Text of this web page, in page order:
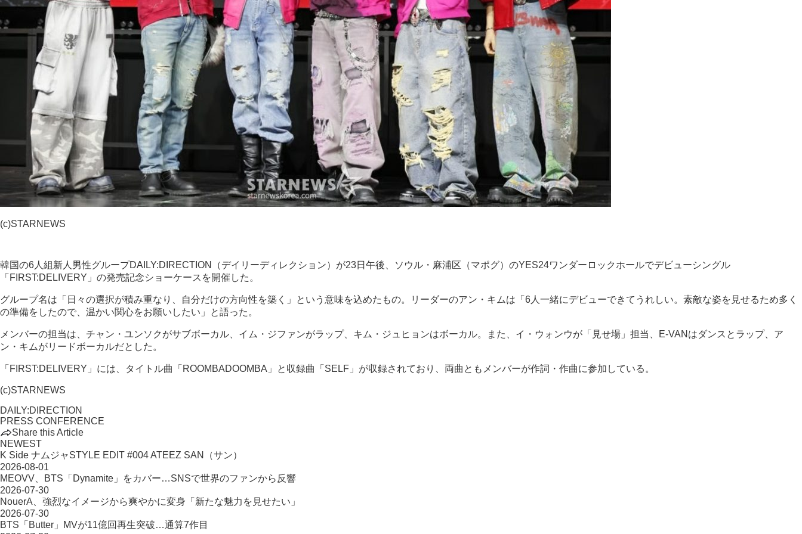
(c)STARNEWS
韓国の6人組新人男性グループDAILY:DIRECTION（デイリーディレクション）が23日午後、ソウル・麻浦区（マポグ）のYES24ワンダーロックホールでデビューシングル
「FIRST:DELIVERY」の発売記念ショーケースを開催した。
グループ名は「日々の選択が積み重なり、自分だけの方向性を築く」という意味を込めたもの。リーダーのアン・キムは「6人一緒にデビューできてうれしい。素敵な姿を見せるため多く
の準備をしたので、温かい関心をお願いしたい」と語った。
メンバーの担当は、チャン・ユンソクがサブボーカル、イム・ジファンがラップ、キム・ジュヒョンはボーカル。また、イ・ウォンウが「見せ場」担当、E-VANはダンスとラップ、ア
ン・キムがリードボーカルだとした。
「FIRST:DELIVERY」には、タイトル曲「ROOMBADOOMBA」と収録曲「SELF」が収録されており、両曲ともメンバーが作詞・作曲に参加している。
(c)STARNEWS
DAILY:DIRECTION
PRESS CONFERENCE
Share this Article
NEWEST
K Side ナムジャSTYLE EDIT #004 ATEEZ SAN（サン）
2026-08-01
MEOVV、BTS「Dynamite」をカバー…SNSで世界のファンから反響
2026-07-30
NouerA、強烈なイメージから爽やかに変身「新たな魅力を見せたい」
2026-07-30
BTS「Butter」MVが11億回再生突破…通算7作目